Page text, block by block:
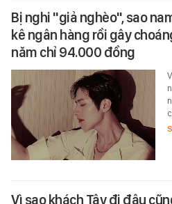
Bị nghi "giả nghèo", sao
kê ngân hàng rồi gây
năm chỉ 94.000 đồng
Vì sao khách Tây đi đâu